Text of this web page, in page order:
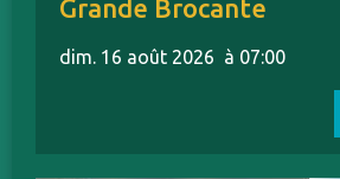
Grande Brocante
dim. 16 août 2026 à 07:00